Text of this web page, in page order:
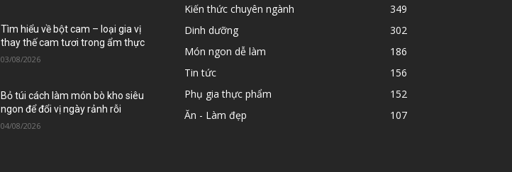
Tìm hiểu về bột cam – loại gia vị
thay thế cam tươi trong ẩm thực
03/08/2026
Bỏ túi cách làm món bò kho siêu
ngon để đổi vị ngày rảnh rỗi
04/08/2026
Kiến thức chuyên ngành
349
Dinh dưỡng
302
Món ngon dễ làm
186
Tin tức
156
Phụ gia thực phẩm
152
Ăn - Làm đẹp
107